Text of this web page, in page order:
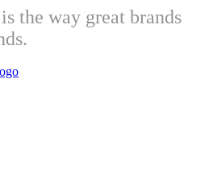
the way great brands